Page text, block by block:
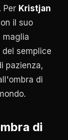
Per Kristjan
il suo
maglia
semplice
pazienza,
di
di